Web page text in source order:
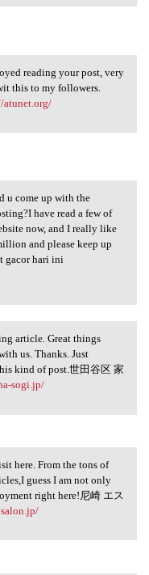
reading your post, very
this to my followers.
atunet.org/
did u
u come up with the
have read a few of
now, and I really like
and please keep up
gacor hari ini
article. Great things
us. Thanks. Just
kind of post.世田谷区 家
sogi.jp/
visit
here. From the tons of
guess I am not only
right here!尼崎 エス